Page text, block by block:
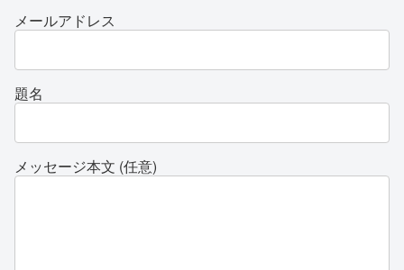
メールアドレス
題名
メッセージ本文 (任意)